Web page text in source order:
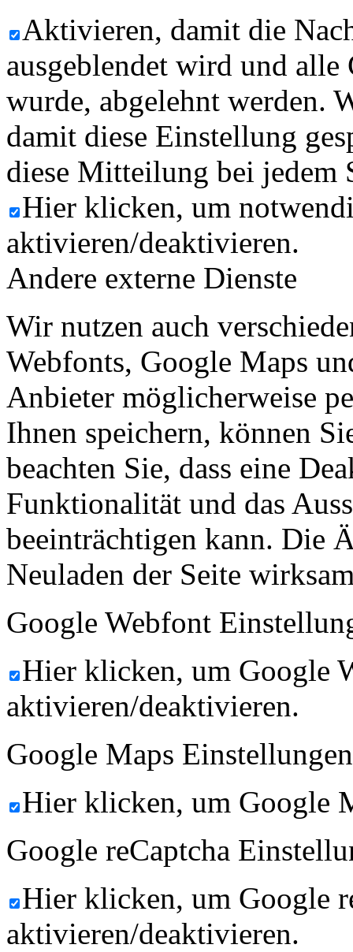
Aktivieren, damit die
ausgeblendet wird und
wurde, abgelehnt werden.
damit diese Einstellung
diese Mitteilung bei jedem
Hier klicken, um
aktivieren/deaktivieren.
Andere externe Dienste
Wir nutzen auch
Webfonts, Google Maps
Anbieter möglicherweise
Ihnen speichern, können
beachten Sie, dass eine
Funktionalität und das
beeinträchtigen kann. Die
Neuladen der Seite
Google Webfont
Hier klicken, um Google
aktivieren/deaktivieren.
Google Maps
Hier klicken, um Google
Google reCaptcha
Hier klicken, um Google
aktivieren/deaktivieren.